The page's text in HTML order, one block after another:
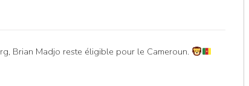
Brian Madjo reste éligible pour le Cameroun.